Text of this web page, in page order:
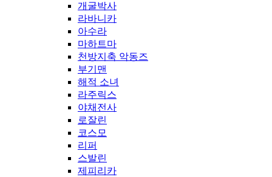
개굴박사
라바니카
아수라
마하트마
천방지축 악동즈
부기맨
해적 소녀
라주릭스
야채전사
로잘린
코스모
리퍼
스발린
제피리카